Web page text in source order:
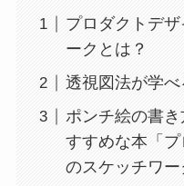
プロダクトデ
ークとは？
透視図法が学べ
ポンチ絵の書
すすめな本「
のスケッチワ